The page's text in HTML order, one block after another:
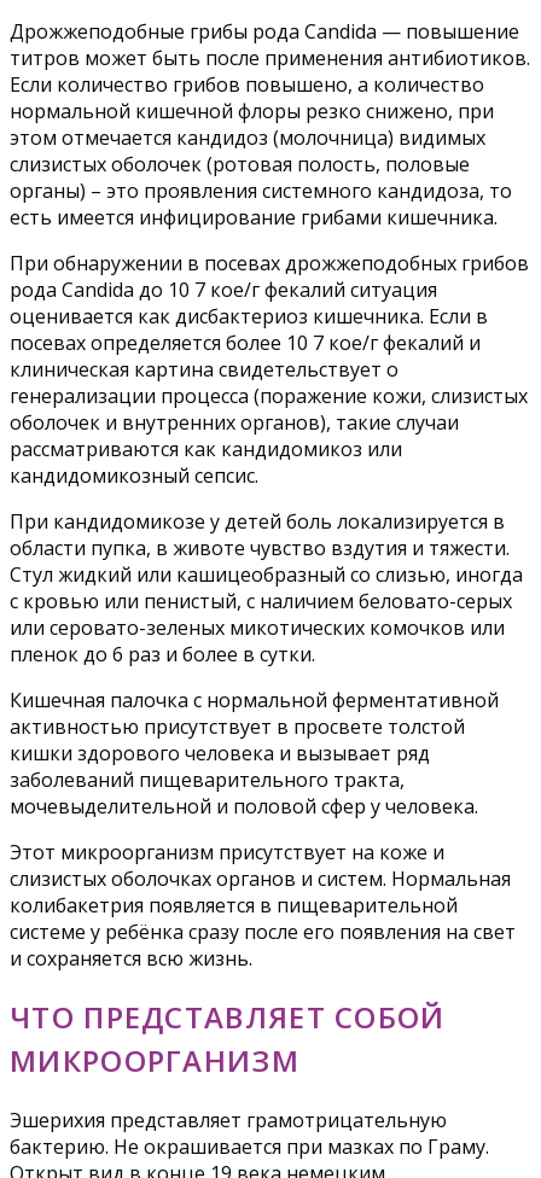
Дрожжеподобные грибы рода Candida — повышение
титров может быть после применения антибиотиков.
Если количество грибов повышено, а количество
нормальной кишечной флоры резко снижено, при
этом отмечается кандидоз (молочница) видимых
слизистых оболочек (ротовая полость, половые
органы) – это проявления системного кандидоза, то
есть имеется инфицирование грибами кишечника.
При обнаружении в посевах дрожжеподобных грибов
рода Candida до 10 7 кое/г фекалий ситуация
оценивается как дисбактериоз кишечника. Если в
посевах определяется более 10 7 кое/г фекалий и
клиническая картина свидетельствует о
генерализации процесса (поражение кожи, слизистых
оболочек и внутренних органов), такие случаи
рассматриваются как кандидомикоз или
кандидомикозный сепсис.
При кандидомикозе у детей боль локализируется в
области пупка, в животе чувство вздутия и тяжести.
Стул жидкий или кашицеобразный со слизью, иногда
с кровью или пенистый, с наличием беловато-серых
или серовато-зеленых микотических комочков или
пленок до 6 раз и более в сутки.
Кишечная палочка с нормальной ферментативной
активностью присутствует в просвете толстой
кишки здорового человека и вызывает ряд
заболеваний пищеварительного тракта,
мочевыделительной и половой сфер у человека.
Этот микроорганизм присутствует на коже и
слизистых оболочках органов и систем. Нормальная
колибакетрия появляется в пищеварительной
системе у ребёнка сразу после его появления на свет
и сохраняется всю жизнь.
ЧТО ПРЕДСТАВЛЯЕТ СОБОЙ
МИКРООРГАНИЗМ
Эшерихия представляет грамотрицательную
бактерию. Не окрашивается при мазках по Граму.